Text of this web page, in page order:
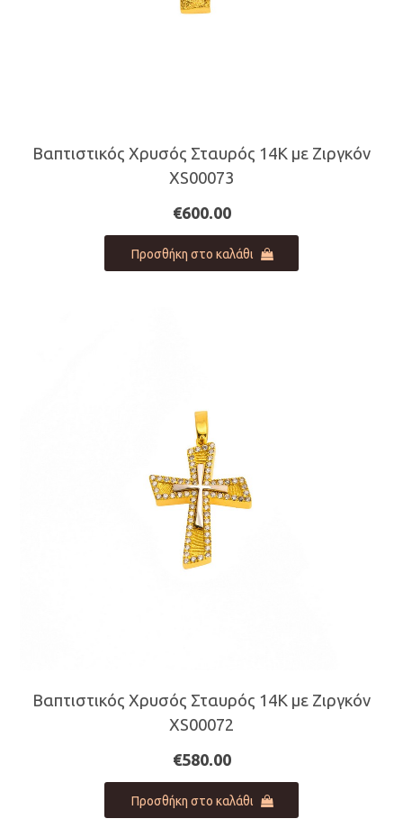
Βαπτιστικός Χρυσός Σταυρός 14Κ με Ζιργκόν
XS00073
€600.00
Προσθήκη στο καλάθι
Βαπτιστικός Χρυσός Σταυρός 14Κ με Ζιργκόν
XS00072
€580.00
Προσθήκη στο καλάθι